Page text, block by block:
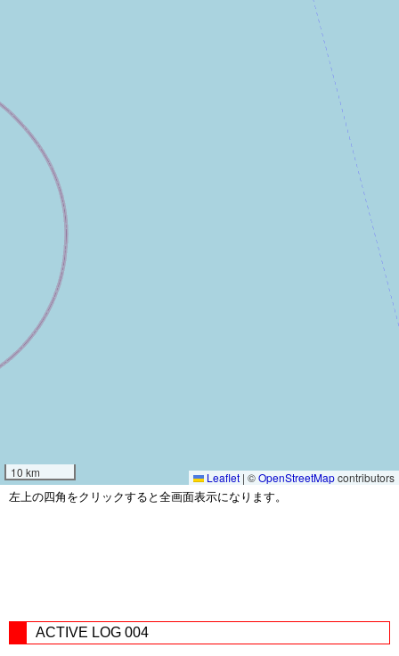
10 km Leaflet | ©OpenStreetMapcontributors
左上の四角をクリックすると全画面表示になります。
ACTIVE LOG 004